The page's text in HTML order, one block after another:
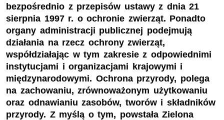
bezpośrednio z przepisów ustawy z dnia 21
sierpnia 1997 r. o ochronie zwierząt. Ponadto
organy administracji publicznej podejmują
działania na rzecz ochrony zwierząt,
współdziałając w tym zakresie z odpowiednimi
instytucjami i organizacjami krajowymi i
międzynarodowymi. Ochrona przyrody, polega
na zachowaniu, zrównoważonym użytkowaniu
oraz odnawianiu zasobów, tworów i składników
przyrody. Z myślą o tym, powstała Zielona